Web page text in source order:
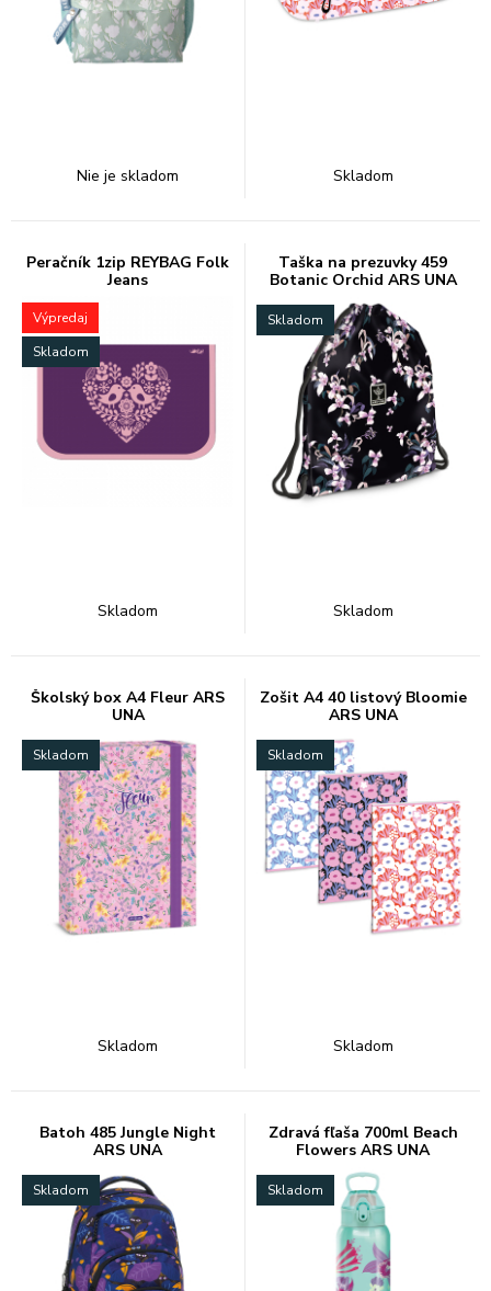
Nie je skladom Skladom
Peračník 1zip REYBAG Folk
Jeans
Výpredaj
Skladom
Skladom
Taška na prezuvky 459
Botanic Orchid ARS UNA
Skladom
Skladom
Školský box A4 Fleur ARS
UNA
Skladom
Skladom
Zošit A4 40 listový Bloomie
ARS UNA
Skladom
Skladom
Batoh 485 Jungle Night
ARS UNA
Skladom
Zdravá fľaša 700ml Beach
Flowers ARS UNA
Skladom